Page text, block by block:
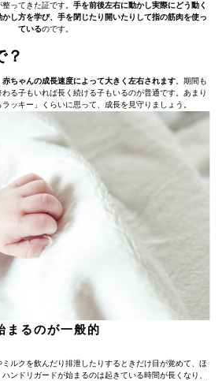
ってきた証です。 手を前後左右に動かし実際にどう動く
し方を学び、手を閉じたり開いたりして指の筋肉を使っ
ているのです。
？
ちゃんの成長速度によって大きく左右されます 。期間も
る子もいれば長く続ける子もいるのが普通です。あまり
ッキー」くらいに思って、成長を見守りましょう。
るのが一般的
ルクを飲んだり排泄したりするときだけ目が覚めて、ほ
ンドリガードが始まるのは起きている時間が長くなり、